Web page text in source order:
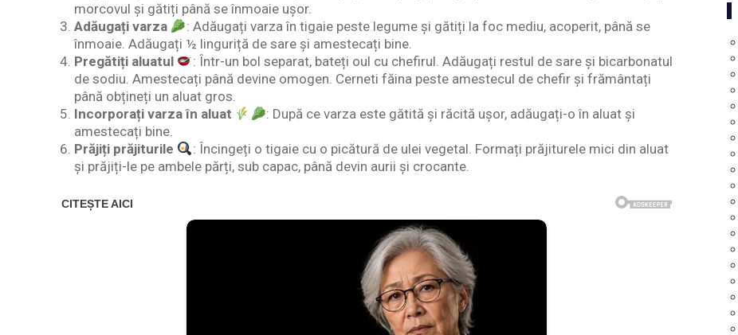
morcovul și gătiți până se înmoaie ușor.
Adăugați varza
: Adăugați varza în tigaie peste legume și gătiți la foc mediu, acoperit, până se
înmoaie. Adăugați ½ linguriță de sare și amestecați bine.
Pregătiți aluatul
: Într-un bol separat, bateți oul cu chefirul. Adăugați restul de sare și bicarbonatul
de sodiu. Amestecați până devine omogen. Cerneti făina peste amestecul de chefir și frământați
până obțineți un aluat gros.
Incorporați varza în aluat
: După ce varza este gătită și răcită ușor, adăugați-o în aluat și
amestecați bine.
Prăjiți prăjiturile
: Încingeți o tigaie cu o picătură de ulei vegetal. Formați prăjiturele mici din aluat
și prăjiți-le pe ambele părți, sub capac, până devin aurii și crocante.